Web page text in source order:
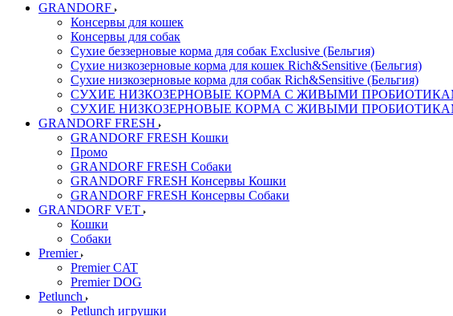
GRANDORF
Консервы для кошек
Консервы для собак
Сухие беззерновые корма для собак Exclusive (Бельгия)
Сухие низкозерновые корма для кошек Rich&Sensitive (Бельгия)
Сухие низкозерновые корма для собак Rich&Sensitive (Бельгия)
СУХИЕ НИЗКОЗЕРНОВЫЕ КОРМА С ЖИВЫМИ ПРОБИОТИКАМИ
СУХИЕ НИЗКОЗЕРНОВЫЕ КОРМА С ЖИВЫМИ ПРОБИОТИКАМИ
GRANDORF FRESH
GRANDORF FRESH Кошки
Промо
GRANDORF FRESH Собаки
GRANDORF FRESH Консервы Кошки
GRANDORF FRESH Консервы Собаки
GRANDORF VET
Кошки
Собаки
Premier
Premier CAT
Premier DOG
Petlunch
Petlunch игрушки